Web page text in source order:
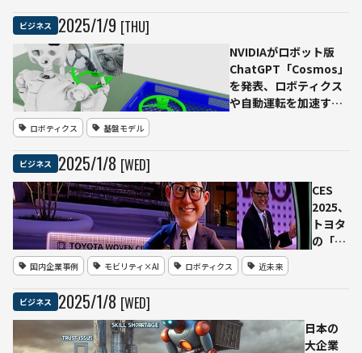
イ工
学が
CES
2025
で初
行可能に
AI搭載
技術が
登場ー
ーテレ
スから
日常を
支援す
るパー
ソナル
ビジネス 2025/1/9 [THU]
NVIDIAがロボット版
ChatGPT「Cosmos」
を発表、ロボティクス
や自動運転を加速する
ロボティクス 基盤モデル
ビジネス 2025/1/8 [WED]
CES
2025、
トヨタ
の「ウ
代技術
の実験
国内企業事例 モビリティ×AI ロボティクス 近未来
ビジネス 2025/1/8 [WED]
日本の
大企業